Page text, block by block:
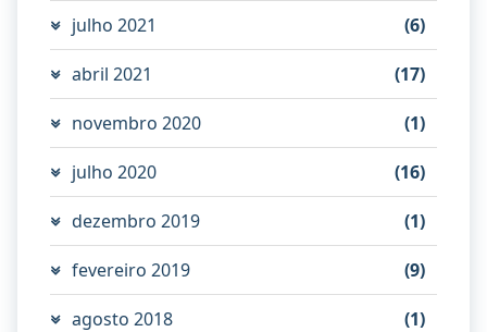
julho 2021 (6)
abril 2021 (17)
novembro 2020 (1)
julho 2020 (16)
dezembro 2019 (1)
fevereiro 2019 (9)
agosto 2018 (1)